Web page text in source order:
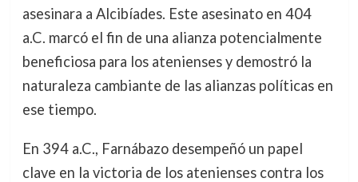
asesinara a Alcibíades. Este asesinato en 404
a.C. marcó el fin de una alianza potencialmente
beneficiosa para los atenienses y demostró la
naturaleza cambiante de las alianzas políticas en
ese tiempo.
En 394 a.C., Farnábazo desempeñó un papel
clave en la victoria de los atenienses contra los